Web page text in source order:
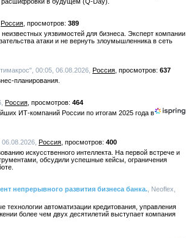
Россия
389
уязвимостей для бизнеса. Эксперт компании
атаки и не вернуть злоумышленника в сеть
00:05, 06.08.2026, Россия
637
планирования.
Россия
464
ИТ-компаний России по итогам 2025 года в
06.08.2026, Россия
400
искусственного интеллекта. На первой встрече и
обсудили успешные кейсы, ограничения
непрерывного развития бизнеса банка. , Neoflex,
автоматизации кредитования, управления
более чем двух десятилетий выступает компания